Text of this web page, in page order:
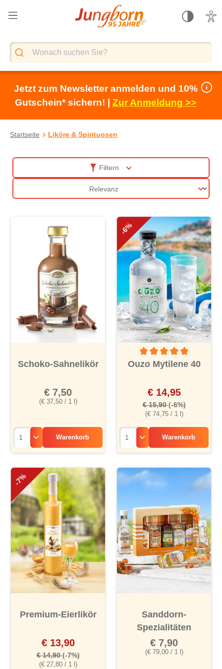
springen
Jetzt zum Newsletter anmelden und 10%
Gutschein* sichern! | Zur Anmeldung >>
Startseite Liköre & Spirituosen
Filtern
Schoko-Sahnelikör
(€ 37,50 / 1 l)
€ 7,50
Warenkorb
-6%
Durchschnittliche
Ouzo Mytilene 40
(€ 74,75 / 1 l)
€ 14,95
€ 15,90(-6%)
Warenkorb
-7%
Premium-Eierlikör
(€ 27,80 / 1 l)
€ 13,90
€ 14,90(-7%)
Sanddorn-
Spezialitäten
(€ 79,00 / 1 l)
€ 7,90